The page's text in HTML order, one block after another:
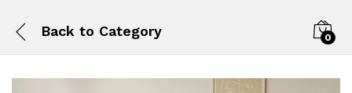
Back to Category 0